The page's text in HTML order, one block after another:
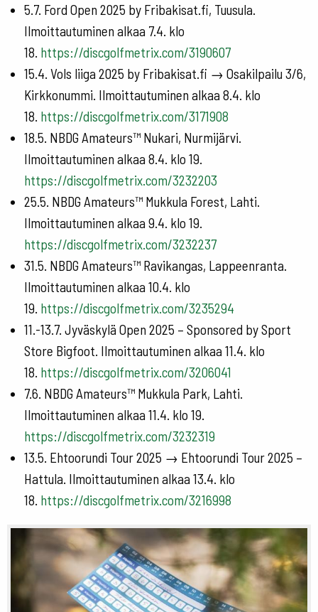
5.7. Ford Open 2025 by Fribakisat.fi, Tuusula.
Ilmoittautuminen alkaa 7.4. klo
18. https://discgolfmetrix.com/3190607
15.4. Vols liiga 2025 by Fribakisat.fi → Osakilpailu 3/6,
Kirkkonummi. Ilmoittautuminen alkaa 8.4. klo
18. https://discgolfmetrix.com/3171908
18.5. NBDG Amateurs™ Nukari, Nurmijärvi.
Ilmoittautuminen alkaa 8.4. klo 19.
https://discgolfmetrix.com/3232203
25.5. NBDG Amateurs™ Mukkula Forest, Lahti.
Ilmoittautuminen alkaa 9.4. klo 19.
https://discgolfmetrix.com/3232237
31.5. NBDG Amateurs™ Ravikangas, Lappeenranta.
Ilmoittautuminen alkaa 10.4. klo
19. https://discgolfmetrix.com/3235294
11.-13.7. Jyväskylä Open 2025 – Sponsored by Sport
Store Bigfoot. Ilmoittautuminen alkaa 11.4. klo
18. https://discgolfmetrix.com/3206041
7.6. NBDG Amateurs™ Mukkula Park, Lahti.
Ilmoittautuminen alkaa 11.4. klo 19.
https://discgolfmetrix.com/3232319
13.5. Ehtoorundi Tour 2025 → Ehtoorundi Tour 2025 –
Hattula. Ilmoittautuminen alkaa 13.4. klo
18. https://discgolfmetrix.com/3216998